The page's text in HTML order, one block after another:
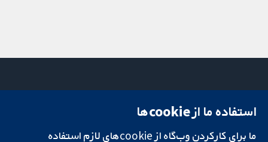
تحقیقات قابل
میدان کاوندیش
لندن
دفتر رسانه‌ای
استفاده ما از cookie‌ها
ما برای کارکردن وب‌گاه از cookie‌های لازم استفاده